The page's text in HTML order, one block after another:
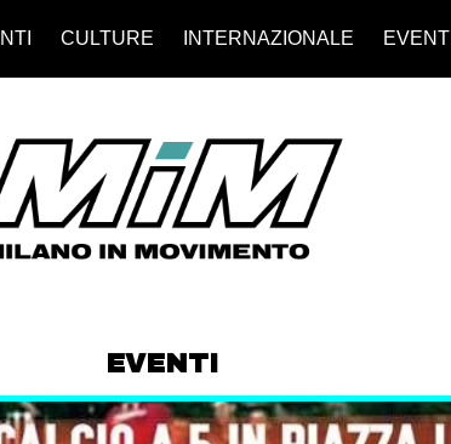
CULTURE INTERNAZIONALE EVENTI
EVENTI